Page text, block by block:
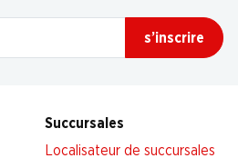
s’inscrire
Succursales
Localisateur de succursales